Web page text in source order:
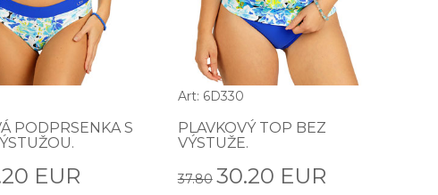
PODPRSENKA S
EUR
Art: 6D330
PLAVKOVÝ TOP BEZ
VÝSTUŽE.
37.80 30.20 EUR